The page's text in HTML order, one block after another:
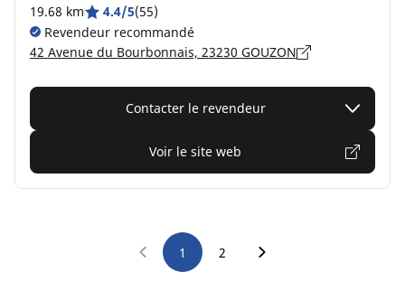
19.68 km 4.4/5(55)
Revendeur recommandé
42 Avenue du Bourbonnais, 23230 GOUZON
Contacter le revendeur
Voir le site web
1 2